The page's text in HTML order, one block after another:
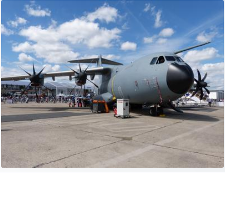
je suis un avion@,._,+
: Bonjour je viens d'arriver il y a quelques
moi et quelques avions n'ont pas les mêmes noms qu'aujourd'hui
ouakamois
: Bonjourà toutes et à tous.en espérantque ces
quelques images du Pays Basque vous auront plu ; Agur…
d9pouces: Je me rattraperai à la Ferté samedi
d9pouces: Malheureusement non un peu trop loin pour moi !
fox_50: Bonjour, certains parmis vous étaient-ils présent au
meeting de Lann Bihoué de 2026 ?
cachée dans les pins: Coucou et excellente année 2026 à tous et
au site!
jericho
: Bonne année et tous mes meilleurs voeux à tous pour
little boy: je vous souhaite un bon réveillon pour cette nouvelle